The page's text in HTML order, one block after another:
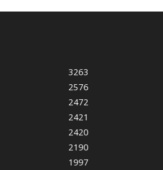
3263
2576
2472
2421
2420
2190
1997